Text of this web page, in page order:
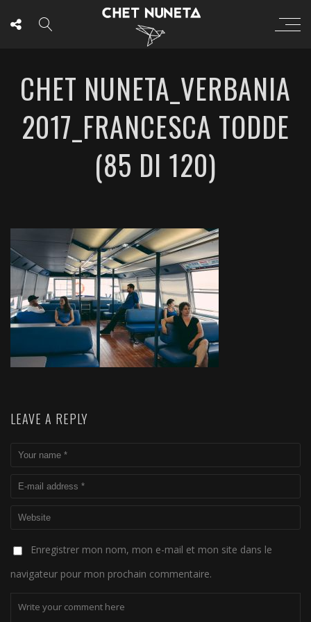
CHET NUNETA_VERBANIA
2017_FRANCESCA TODDE
(85 DI 120)
LEAVE A REPLY
Enregistrer mon nom, mon e-mail et mon site dans le
navigateur pour mon prochain commentaire.